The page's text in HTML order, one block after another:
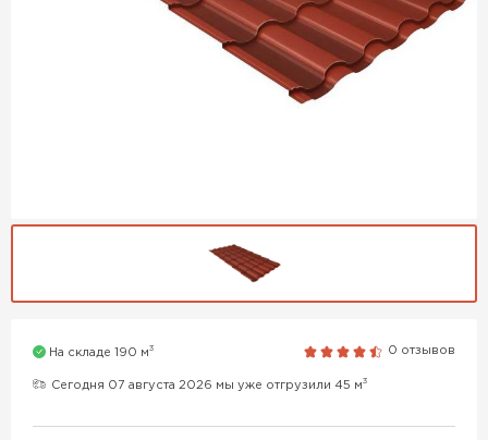
На складе 190 м3 0 отзывов
Сегодня 07 августа 2026 мы уже отгрузили 45 м3